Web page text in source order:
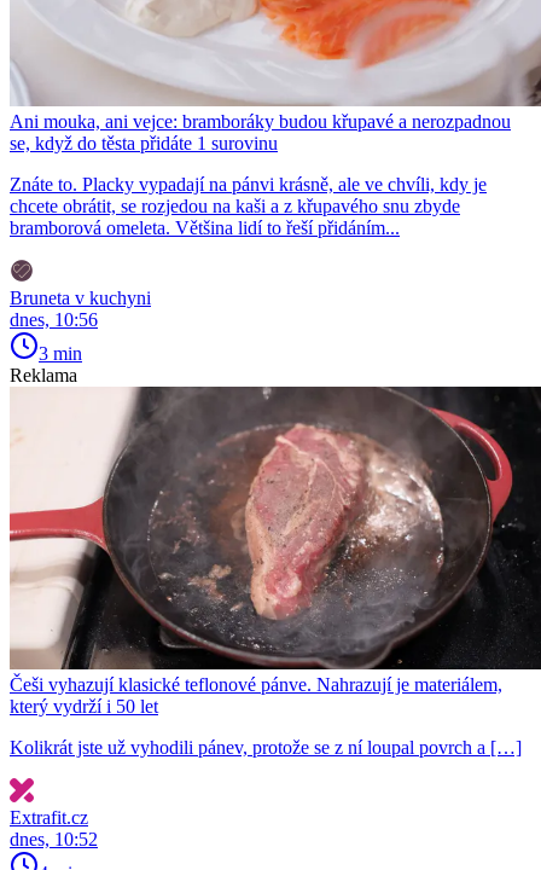
Ani mouka, ani vejce: bramboráky budou křupavé a nerozpadnou
se, když do těsta přidáte 1 surovinu
Znáte to. Placky vypadají na pánvi krásně, ale ve chvíli, kdy je
chcete obrátit, se rozjedou na kaši a z křupavého snu zbyde
bramborová omeleta. Většina lidí to řeší přidáním...
Bruneta v kuchyni
dnes, 10:56
3 min
Reklama
Češi vyhazují klasické teflonové pánve. Nahrazují je materiálem,
který vydrží i 50 let
Kolikrát jste už vyhodili pánev, protože se z ní loupal povrch a […]
Extrafit.cz
dnes, 10:52